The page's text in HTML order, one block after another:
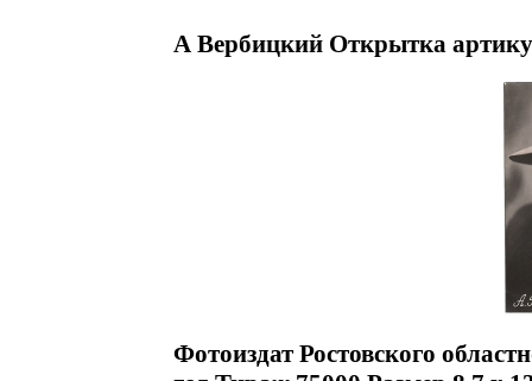
А Вербицкий Открытка
Фотоиздат Ростовского